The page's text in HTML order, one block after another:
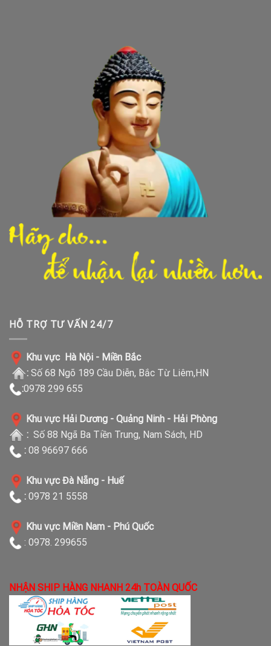
HỖ TRỢ TƯ VẤN 24/7
Khu vực Hà Nội - Miền Bắc
: Số 68 Ngõ 189 Cầu Diễn, Bắc Từ Liêm,HN
:0978 299 655
Khu vực Hải Dương - Quảng Ninh - Hải Phòng
: Số 88 Ngã Ba Tiền Trung, Nam Sách, HD
: 08 96697 666
Khu vực Đà Nẵng - Huế
: 0978 21 5558
Khu vực Miền Nam - Phú Quốc
: 0978. 299655
NHẬN SHIP HÀNG NHANH 24h TOÀN QUỐC